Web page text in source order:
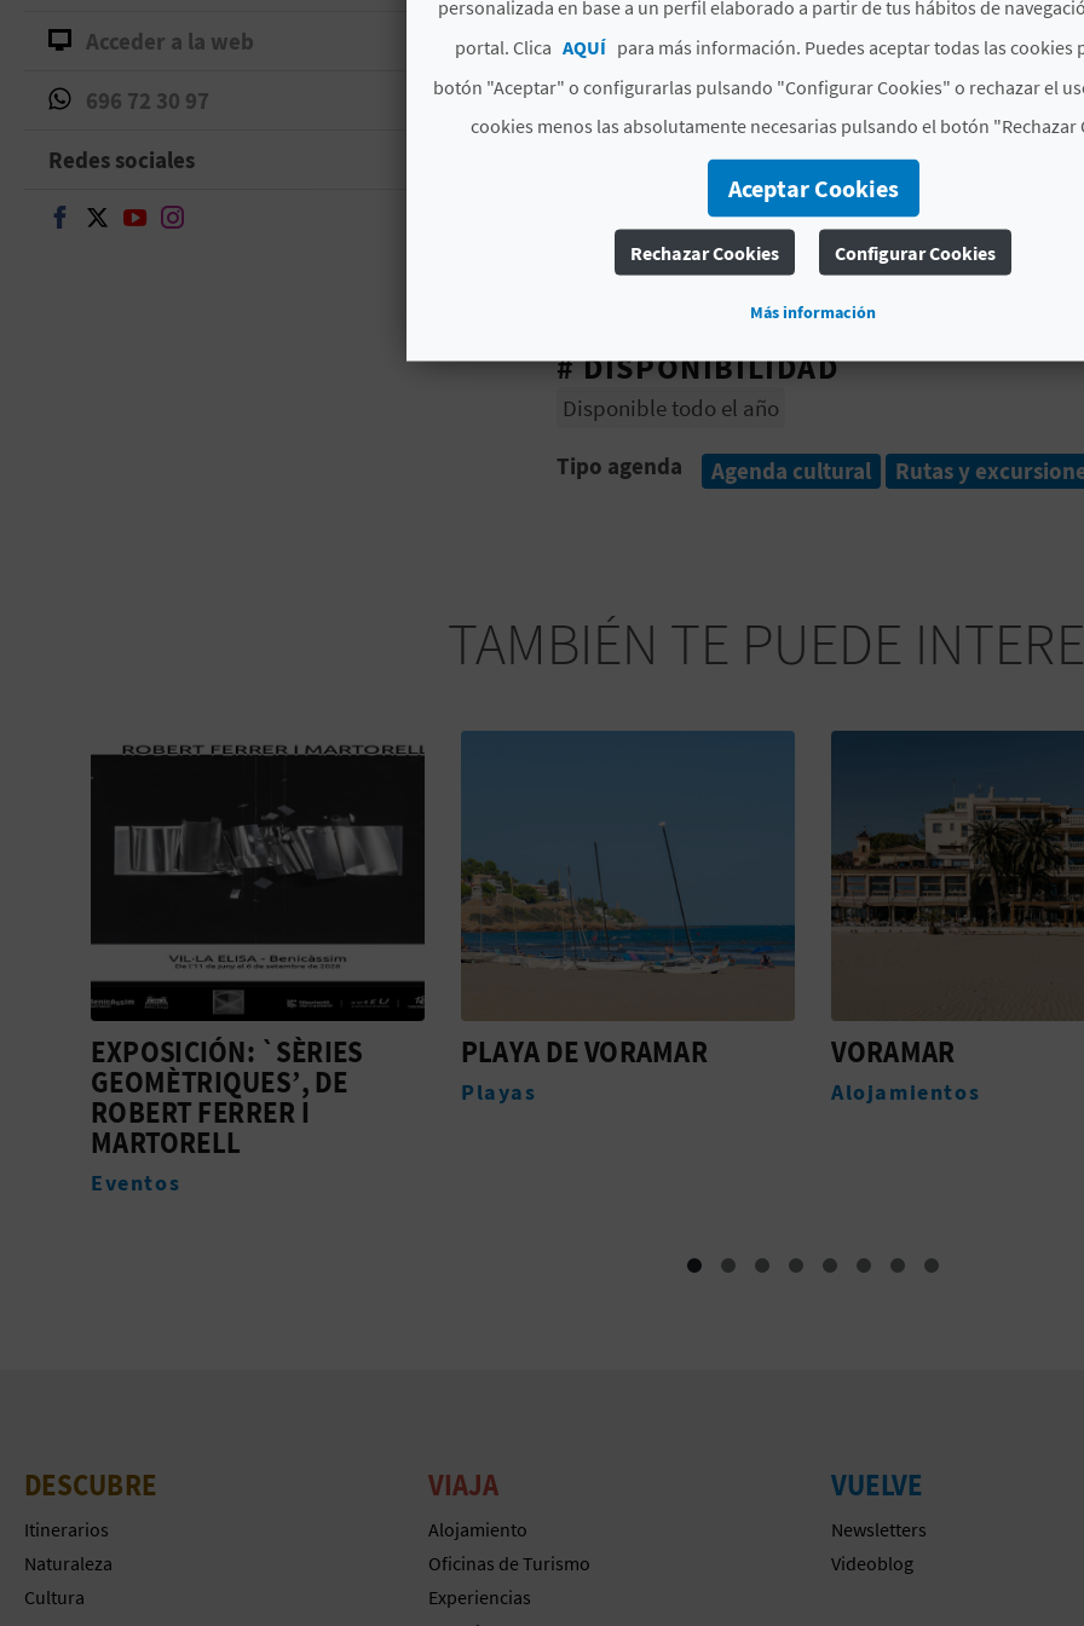
Acceder a la web
696 72 30 97
Redes sociales
Seguir en Facebook
Seguir en Twitter
Seguir en Youtube
Precio: 3 € (1,5 € reducida).
Descripción: El célebre Joaquín Coloma, pionero del
Fortis, se quedaron en Benicàssim no solo por
por haber observado en nuestra bahía un paraíso
picapedreros y torres vigía, se funden junto al
tramos de costa salvaje que quedan en el litoral
narraciones de la historia de la cara oculta y salvaje
: Calzado, ropa deportiva y agua.
# DISPONIBILIDAD
Disponible todo el año
Tipo agenda
Agenda cultural Rutas y
TAMBIÉN TE PUEDE
PLAYA DE VORAMAR
Playas
VORAMAR
Alojamientos
VISITA GUIADA:
Y ERNEST, UN IDILIO
TIEMPOS DE GUERRA
DESCUBRE
Itinerarios
Naturaleza
Cultura
VIAJA
Alojamiento
Oficinas de Turismo
Experiencias
VUELVE
Newsletters
Videoblog
personalizada en base a un perfil elaborado a partir de tus hábitos de
portal. Clica AQUÍ para más información. Puedes aceptar todas las cookies
botón "Aceptar" o configurarlas pulsando "Configurar Cookies" o rechazar el
cookies menos las absolutamente necesarias pulsando el botón "Rechazar
Aceptar Cookies
Rechazar Cookies Configurar Cookies
Más información